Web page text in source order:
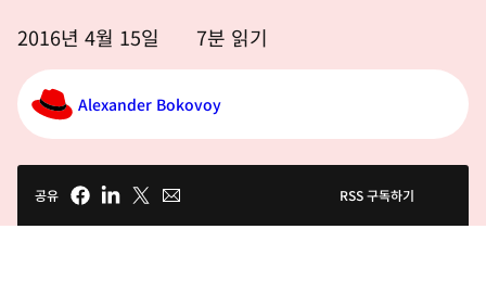
2016년 4월 15일 7분 읽기
Alexander Bokovoy
공유 RSS 구독하기